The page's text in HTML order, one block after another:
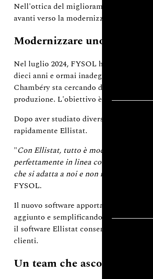
Nell'ottica del miglioramento
avanti verso la modernizzazione dei
Modernizzare uno
Nel luglio 2024, FYSOL ha avviato la
dieci anni e ormai inadeguato alle
Chambéry sta cercando di investire in
produzione. L'obiettivo è migliorare
Dopo aver studiato diverse soluzioni,
rapidamente Ellistat.
"Con Ellistat, tutto è modulare e
perfettamente in linea con le nostre
che si adatta a noi e non il contrario.
FYSOL.
Il nuovo software apporta benefici
aggiunto e semplificando l'analisi
il software Ellistat consente di
clienti.
Un team che ascolta